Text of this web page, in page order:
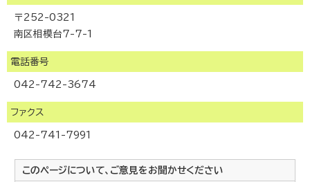
〒252-0321
南区相模台7-7-1
電話番号
042-742-3674
ファクス
042-741-7991
このページについて、ご意見をお聞かせください